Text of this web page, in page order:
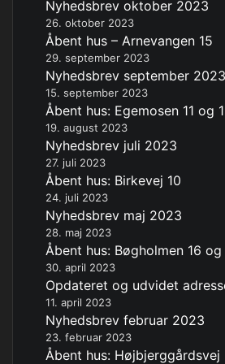
Nyhedsbrev oktober 2023
26. oktober 2023
Åbent hus – Arnevangen 15
29. september 2023
Nyhedsbrev september 2023
15. september 2023
Åbent hus: Egemosen 11 og
19. august 2023
Nyhedsbrev juli 2023
27. juli 2023
Åbent hus: Birkevej 10
24. juli 2023
Nyhedsbrev maj 2023
28. maj 2023
Åbent hus: Bøgholmen 16
30. april 2023
Opdateret og udvidet
11. april 2023
Nyhedsbrev februar 2023
23. februar 2023
Åbent hus: Højbjerggårdsvej